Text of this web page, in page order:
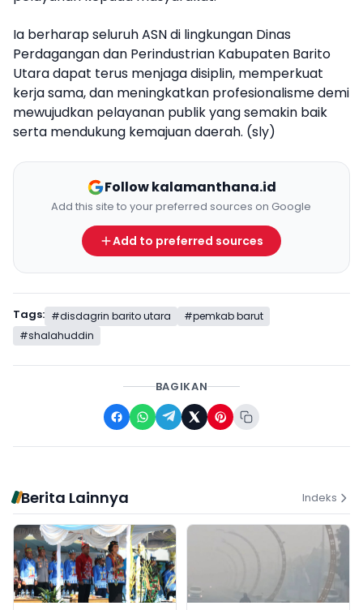
Ia berharap seluruh ASN di lingkungan Dinas
Perdagangan dan Perindustrian Kabupaten Barito
Utara dapat terus menjaga disiplin, memperkuat
kerja sama, dan meningkatkan profesionalisme demi
mewujudkan pelayanan publik yang semakin baik
serta mendukung kemajuan daerah. (sly)
Follow kalamanthana.id
Add this site to your preferred sources on Google
Add to preferred sources
Tags: #disdagrin barito utara
#pemkab barut
#shalahuddin
BAGIKAN
Berita Lainnya Indeks